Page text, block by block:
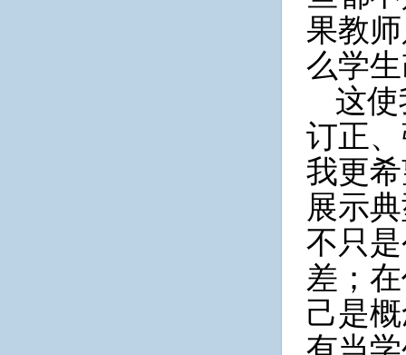
果教
么学
这
订正
我更
展示
不只
差；
己是